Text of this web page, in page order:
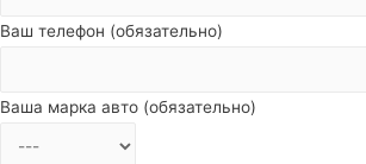
Ваш телефон (обязательно)
Ваша марка авто (обязательно)